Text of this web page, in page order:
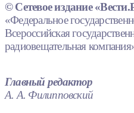
© Сетевое издание
«Федеральное
Всероссийская
радиовещательная
Главный редактор
А. А. Филипповский